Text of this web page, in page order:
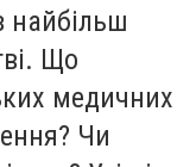
Що
медичних
Чи